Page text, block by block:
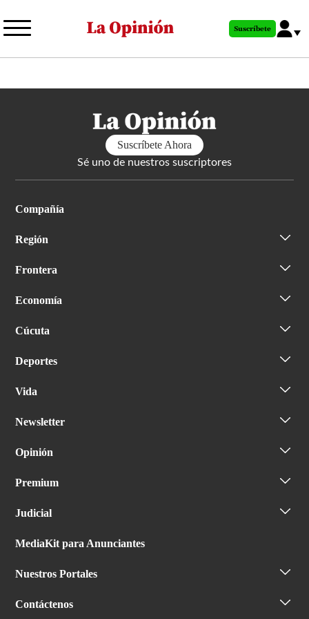
al
principal
Suscríbete
Suscríbete Ahora
Sé uno de nuestros suscriptores
Compañía
Región
Frontera
Economía
Cúcuta
Deportes
Vida
Newsletter
Opinión
Premium
Judicial
MediaKit para Anunciantes
Nuestros Portales
Contáctenos